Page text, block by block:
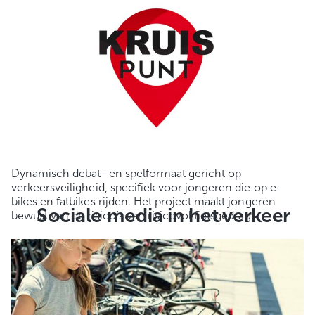
Dynamisch debat- en spelformaat gericht op
verkeersveiligheid, specifiek voor jongeren die op e-
bikes en fatbikes rijden. Het project maakt jongeren
bewust van de risico’s van risicovol fietsgedrag
Sociale media in het verkeer